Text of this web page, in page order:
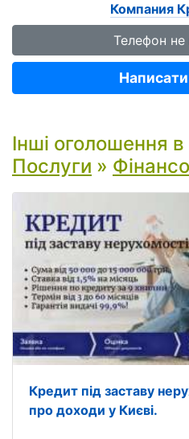
Компания
Телефон не
Інші оголошення в
Послуги »
Кредит під заставу
про доходи у Києві.